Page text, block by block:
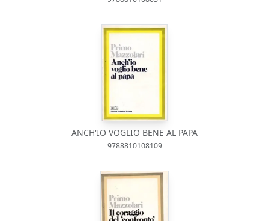
ANCH'IO VOGLIO BENE AL PAPA
9788810108109